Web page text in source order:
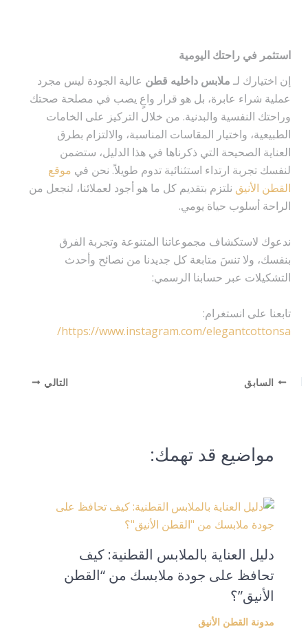
استثمر في راحتك اليومية
إن اختيارك لـ ملابس داخليه قطن عالية الجودة ليس مجرد
عملية شراء عابرة، بل هو قرار واعٍ يصب في مصلحة صحتك
وراحتك النفسية والبدنية. من خلال التركيز على الخامات
الطبيعية، واختيار المقاسات المناسبة، والالتزام بطرق
العناية الصحيحة التي ذكرناها في هذا الدليل، ستضمن
لنفسك تجربة ارتداء استثنائية تدوم طويلاً. نحن في موقع
القطن الأنيق نلتزم بتقديم كل ما هو أجود لعملائنا، لنجعل من
الراحة أسلوب حياة يومي.
ندعوك لاستكشاف مجموعاتنا المتنوعة وتجربة الفرق
بنفسك، ولا تنسَ متابعة كل جديدنا من نصائح وأحدث
التشكيلات عبر حسابنا الرسمي:
تابعنا على انستغرام:
https://www.instagram.com/elegantcottonsa/
السابق التالي
مواضيع قد تهمك:
دليل العناية بالملابس القطنية: كيف
تحافظ على جودة ملابسك من “القطن
الأنيق”؟
مدونة القطن الأنيق